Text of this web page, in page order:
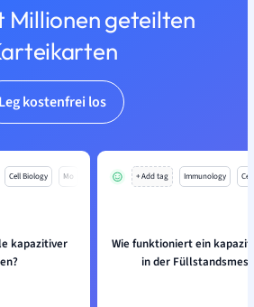
Millionen geteilten
Leg kostenfrei los
Cell Biology Mo
kapazitiver
+ Add tag Immunology
Wie funktioniert ein
in der